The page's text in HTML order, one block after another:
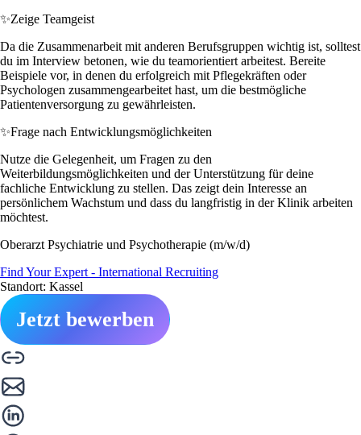
✨Zeige Teamgeist
Da die Zusammenarbeit mit anderen Berufsgruppen wichtig ist, solltest
du im Interview betonen, wie du teamorientiert arbeitest. Bereite
Beispiele vor, in denen du erfolgreich mit Pflegekräften oder
Psychologen zusammengearbeitet hast, um die bestmögliche
Patientenversorgung zu gewährleisten.
✨Frage nach Entwicklungsmöglichkeiten
Nutze die Gelegenheit, um Fragen zu den
Weiterbildungsmöglichkeiten und der Unterstützung für deine
fachliche Entwicklung zu stellen. Das zeigt dein Interesse an
persönlichem Wachstum und dass du langfristig in der Klinik arbeiten
möchtest.
Oberarzt Psychiatrie und Psychotherapie (m/w/d)
Find Your Expert - International Recruiting
Standort: Kassel
Jetzt bewerben